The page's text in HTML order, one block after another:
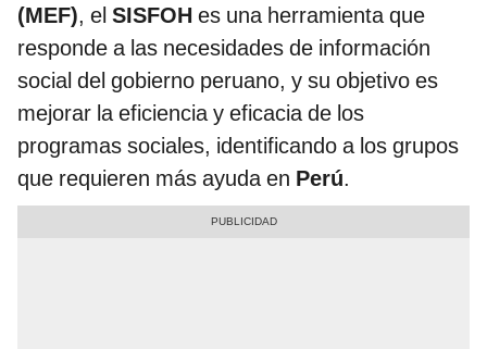
(MEF), el SISFOH es una herramienta que
responde a las necesidades de información
social del gobierno peruano, y su objetivo es
mejorar la eficiencia y eficacia de los
programas sociales, identificando a los grupos
que requieren más ayuda en Perú.